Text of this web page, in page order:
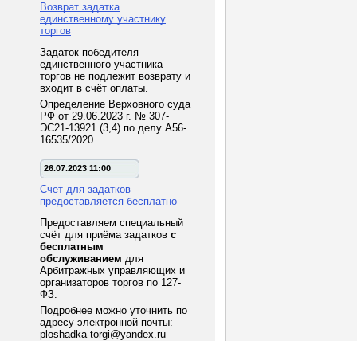
Возврат задатка
единственному участнику
торгов
Задаток победителя
единственного участника
торгов не подлежит возврату и
входит в счёт оплаты.
Определение Верховного суда
РФ от 29.06.2023 г. № 307-
ЭС21-13921 (3,4) по делу А56-
16535/2020.
26.07.2023 11:00
Счет для задатков
предоставляется бесплатно
Предоставляем специальный
счёт для приёма задатков с
бесплатным
обслуживанием для
Арбитражных управляющих и
организаторов торгов по 127-
ФЗ.
Подробнее можно уточнить по
адресу электронной почты:
ploshadka-torgi@yandex.ru